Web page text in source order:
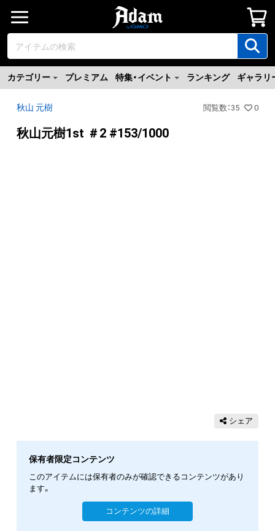
カテゴリー プレミアム 特集・イベント ランキング ギャラリ
秋山 元樹 閲覧数 ： 35 0
秋山元樹1st ＃2 #153/1000
シェア
保有者限定コンテンツ
このアイテムには保有者のみが確認できるコンテンツがあり
ます。
コンテンツの詳細